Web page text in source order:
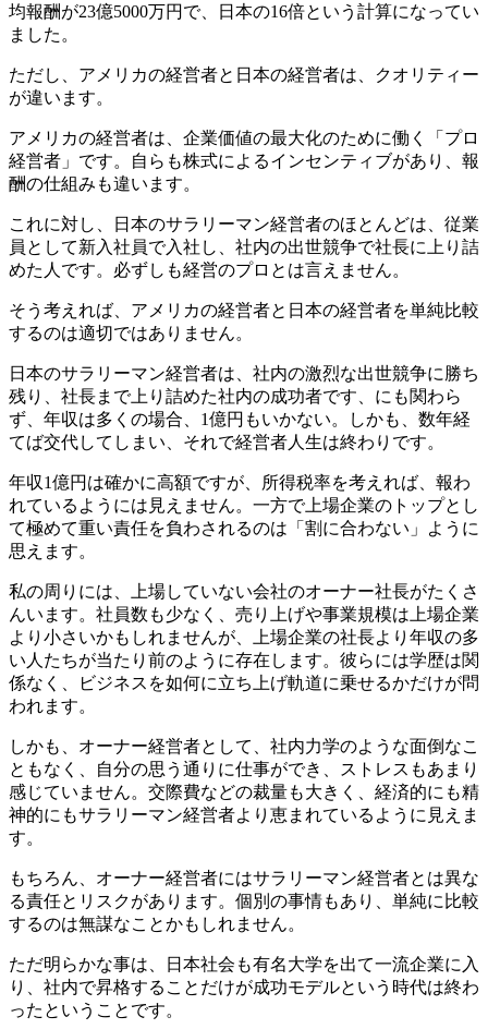
均報酬が23億5000万円で、日本の16倍という計算になってい
ました。
ただし、アメリカの経営者と日本の経営者は、クオリティー
が違います。
アメリカの経営者は、企業価値の最大化のために働く「プロ
経営者」です。自らも株式によるインセンティブがあり、報
酬の仕組みも違います。
これに対し、日本のサラリーマン経営者のほとんどは、従業
員として新入社員で入社し、社内の出世競争で社長に上り詰
めた人です。必ずしも経営のプロとは言えません。
そう考えれば、アメリカの経営者と日本の経営者を単純比較
するのは適切ではありません。
日本のサラリーマン経営者は、社内の激烈な出世競争に勝ち
残り、社長まで上り詰めた社内の成功者です、にも関わら
ず、年収は多くの場合、1億円もいかない。しかも、数年経
てば交代してしまい、それで経営者人生は終わりです。
年収1億円は確かに高額ですが、所得税率を考えれば、報わ
れているようには見えません。一方で上場企業のトップとし
て極めて重い責任を負わされるのは「割に合わない」ように
思えます。
私の周りには、上場していない会社のオーナー社長がたくさ
んいます。社員数も少なく、売り上げや事業規模は上場企業
より小さいかもしれませんが、上場企業の社長より年収の多
い人たちが当たり前のように存在します。彼らには学歴は関
係なく、ビジネスを如何に立ち上げ軌道に乗せるかだけが問
われます。
しかも、オーナー経営者として、社内力学のような面倒なこ
ともなく、自分の思う通りに仕事ができ、ストレスもあまり
感じていません。交際費などの裁量も大きく、経済的にも精
神的にもサラリーマン経営者より恵まれているように見えま
す。
もちろん、オーナー経営者にはサラリーマン経営者とは異な
る責任とリスクがあります。個別の事情もあり、単純に比較
するのは無謀なことかもしれません。
ただ明らかな事は、日本社会も有名大学を出て一流企業に入
り、社内で昇格することだけが成功モデルという時代は終わ
ったということです。